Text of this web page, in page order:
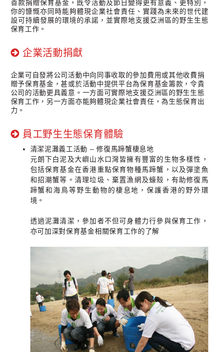
善款捐贈保育基金，既令活動及節日變得更有意義、更特別，
你的慷慨亦同時能夠體現企業社會責任、實踐為未來的世代建
設可持續發展的環境的承諾，並實際地支援亞洲區的野生生態
保育工作。
企業活動捐獻
企業可自發將公司活動中向同事收取的參加費用或其他收費捐
贈予保育基金，甚或於活動中提供平台為保育基金籌款，令貴
公司的活動更具義意。一方面可實際地支援亞洲區的野生生態
保育工作，另一方面亦能夠體現企業社會責任，為生態保育出
力。
員工野生生態保育體驗
清潔泥灘義工活動 – 修復馬蹄蟹棲息地
元朗下白泥及大嶼山水口灣皆擁有豐富的生物多樣性，
包括保育基金在香港重點保育物種馬蹄蟹，以及彈塗魚
和招潮蟹等。清理垃圾、棄置漁網及蠔殼，有助修復馬
蹄蟹和海鳥等野生動物的棲息地，保護香港的野外環
境。
透過泥灘清潔，參加者不但可身體力行參與保育工作，
亦可加深對保育基金相關保育工作的了解